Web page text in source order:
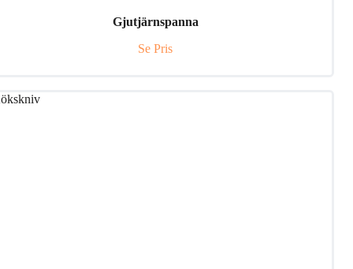
Gjutjärnspanna
Se Pris